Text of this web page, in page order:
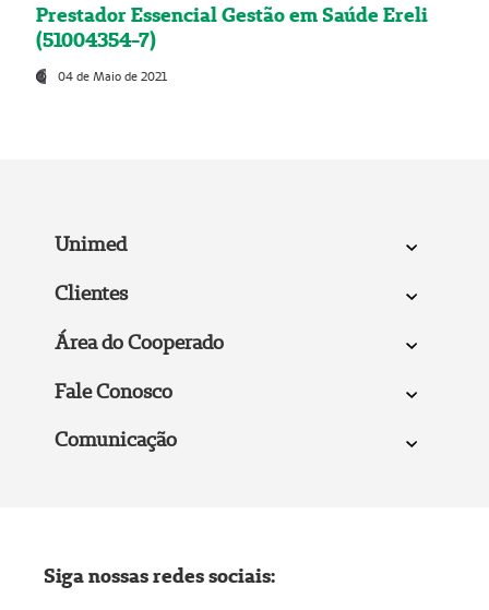
Prestador Essencial Gestão em Saúde Ereli
(51004354-7)
04 de Maio de 2021
Unimed
Clientes
Área do Cooperado
Fale Conosco
Comunicação
Siga nossas redes sociais: